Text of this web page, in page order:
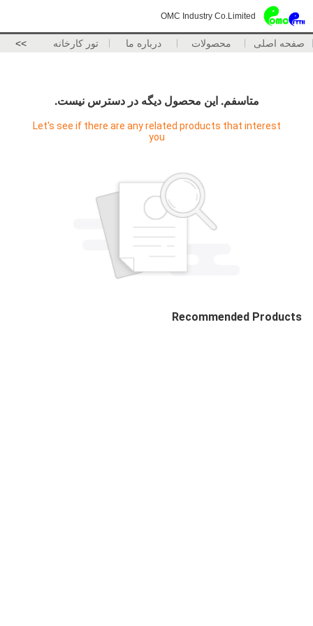
OMC Industry Co.Limited
صفحه اصلی محصولات درباره ما تور کارخانه >>
متاسفم. اين محصول ديگه در دسترس نيست.
Let's see if there are any related products that interest
you
Recommended Products